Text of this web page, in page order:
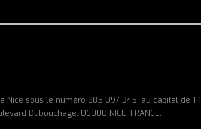
Nice sous le numéro 885 097 345, au capital de 1
Dubouchage, 06000 NICE, FRANCE.